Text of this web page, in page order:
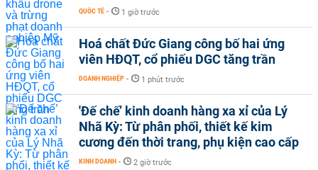
QUỐC TẾ - 1 giờ trước
Hoá chất Đức Giang công bố hai ứng
viên HĐQT, cổ phiếu DGC tăng trần
DOANH NGHIỆP - 1 phút trước
'Đế chế’ kinh doanh hàng xa xỉ của Lý
Nhã Kỳ: Từ phân phối, thiết kế kim
cương đến thời trang, phụ kiện cao cấp
KINH DOANH - 2 giờ trước